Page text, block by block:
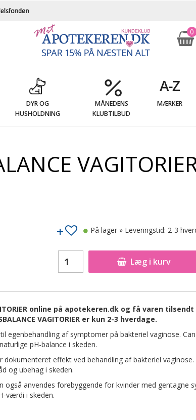
0
DYR OG
HUSHOLDNING
MÅNEDENS
KLUBTILBUD
MÆRKER
Læg i kurv
På lager » Leveringstid: 2-3
online på apotekeren.dk og få varen
VAGITORIER er kun 2-3 hverdage.
egenbehandling af symptomer på bakteriel vaginose.
pH-balance i skeden.
dokumenteret effekt ved behandling af bakteriel
og ubehag i skeden.
også anvendes forebyggende for kvinder med gentagne
værdi i skeden.